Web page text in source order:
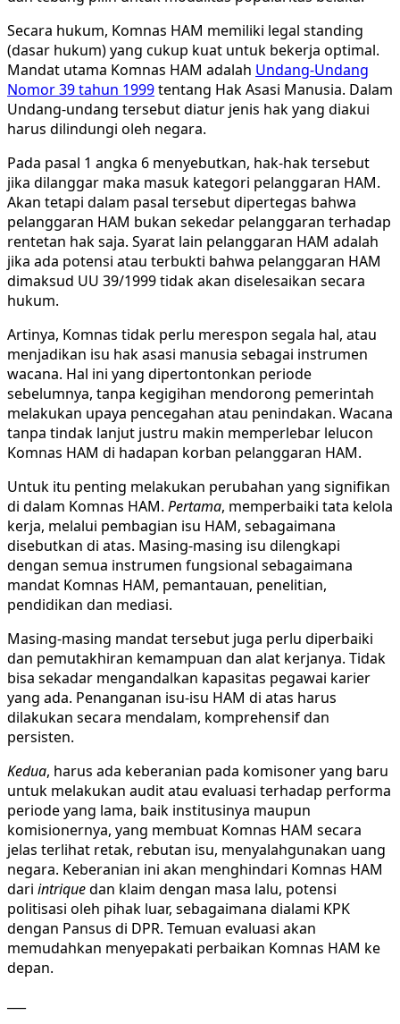
Secara hukum, Komnas HAM memiliki legal standing
(dasar hukum) yang cukup kuat untuk bekerja optimal.
Mandat utama Komnas HAM adalah Undang-Undang
Nomor 39 tahun 1999tentang Hak Asasi Manusia. Dalam
Undang-undang tersebut diatur jenis hak yang diakui
harus dilindungi oleh negara.
Pada pasal 1 angka 6 menyebutkan, hak-hak tersebut
jika dilanggar maka masuk kategori pelanggaran HAM.
Akan tetapi dalam pasal tersebut dipertegas bahwa
pelanggaran HAM bukan sekedar pelanggaran terhadap
rentetan hak saja. Syarat lain pelanggaran HAM adalah
jika ada potensi atau terbukti bahwa pelanggaran HAM
dimaksud UU 39/1999 tidak akan diselesaikan secara
hukum.
Artinya, Komnas tidak perlu merespon segala hal, atau
menjadikan isu hak asasi manusia sebagai instrumen
wacana. Hal ini yang dipertontonkan periode
sebelumnya, tanpa kegigihan mendorong pemerintah
melakukan upaya pencegahan atau penindakan. Wacana
tanpa tindak lanjut justru makin memperlebar lelucon
Komnas HAM di hadapan korban pelanggaran HAM.
Untuk itu penting melakukan perubahan yang signifikan
di dalam Komnas HAM. Pertama, memperbaiki tata kelola
kerja, melalui pembagian isu HAM, sebagaimana
disebutkan di atas. Masing-masing isu dilengkapi
dengan semua instrumen fungsional sebagaimana
mandat Komnas HAM, pemantauan, penelitian,
pendidikan dan mediasi.
Masing-masing mandat tersebut juga perlu diperbaiki
dan pemutakhiran kemampuan dan alat kerjanya. Tidak
bisa sekadar mengandalkan kapasitas pegawai karier
yang ada. Penanganan isu-isu HAM di atas harus
dilakukan secara mendalam, komprehensif dan
persisten.
Kedua, harus ada keberanian pada komisoner yang baru
untuk melakukan audit atau evaluasi terhadap performa
periode yang lama, baik institusinya maupun
komisionernya, yang membuat Komnas HAM secara
jelas terlihat retak, rebutan isu, menyalahgunakan uang
negara. Keberanian ini akan menghindari Komnas HAM
dari intriquedan klaim dengan masa lalu, potensi
politisasi oleh pihak luar, sebagaimana dialami KPK
dengan Pansus di DPR. Temuan evaluasi akan
memudahkan menyepakati perbaikan Komnas HAM ke
depan.